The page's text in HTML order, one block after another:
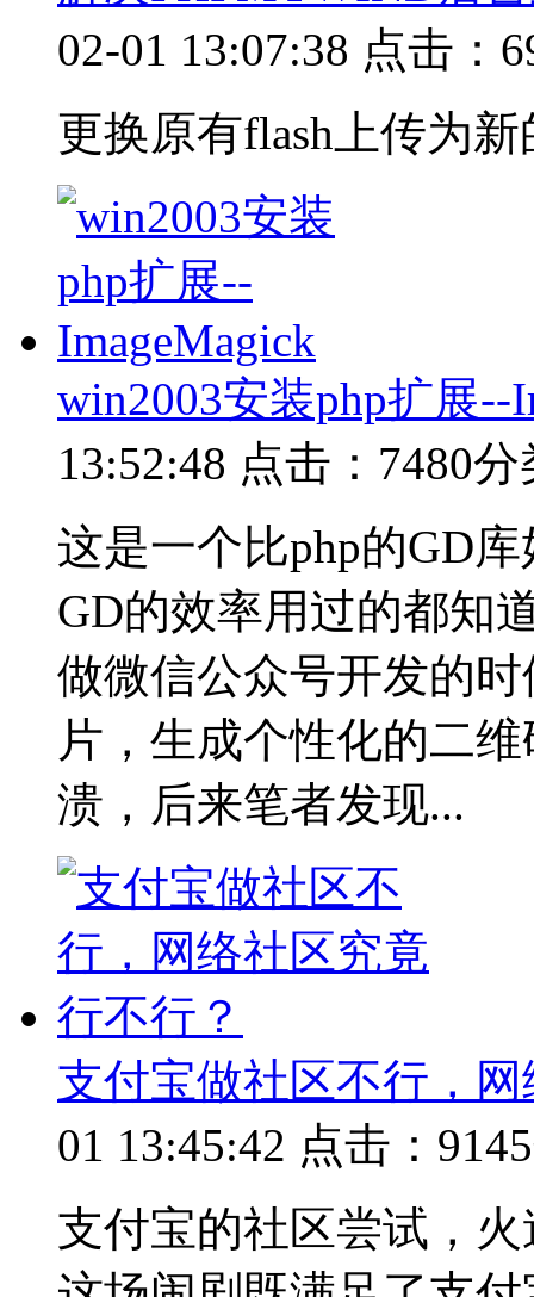
02-01 13:07:38 点击：
更换原有flash上传为
win2003安装php扩展--
13:52:48 点击：7480分
这是一个比php的GD
GD的效率用过的都知
做微信公众号开发的
片，生成个性化的二
溃，后来笔者发现...
支付宝做社区不行，
01 13:45:42 点击：9145
支付宝的社区尝试，